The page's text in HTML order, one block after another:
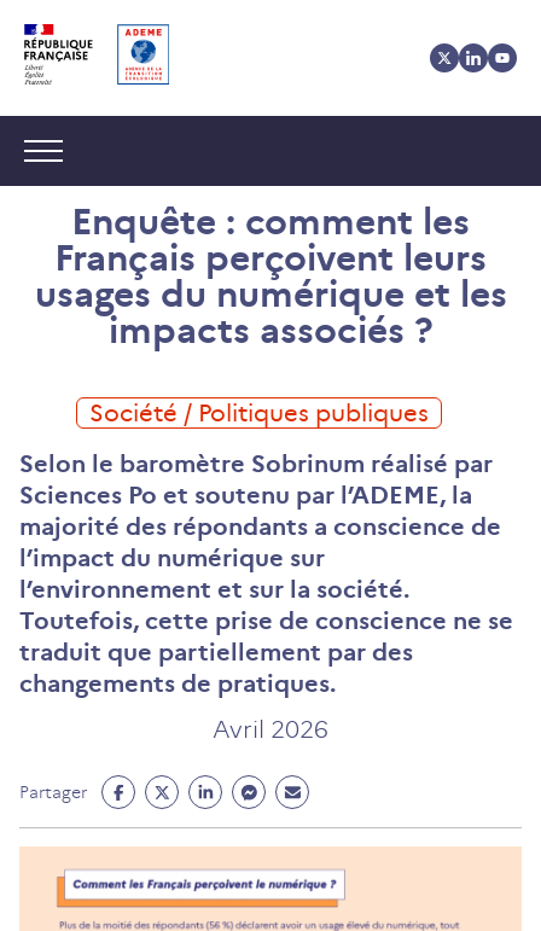
au
contenu
au
menu
des
cookies
Navigation :
Enquête : comment les
Français perçoivent leurs
usages du numérique et les
impacts associés ?
Société / Politiques publiques
Selon le baromètre Sobrinum réalisé par
Sciences Po et soutenu par l’ADEME, la
majorité des répondants a conscience de
l’impact du numérique sur
l’environnement et sur la société.
Toutefois, cette prise de conscience ne se
traduit que partiellement par des
changements de pratiques.
Avril 2026
Partager
Partage
Facebook
(ouvre
un
nouvel
Partage
Twitter
(ouvre
un
nouvel
Partage
Linkedin
(ouvre
un
nouvel
Partage
Messenger
(ouvre
un
nouvel
Partage
Mail
(ouvre
un
nouvel